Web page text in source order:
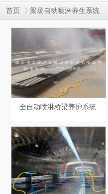
首页 梁场自动喷淋养生系统
全自动喷淋桥梁养护系统